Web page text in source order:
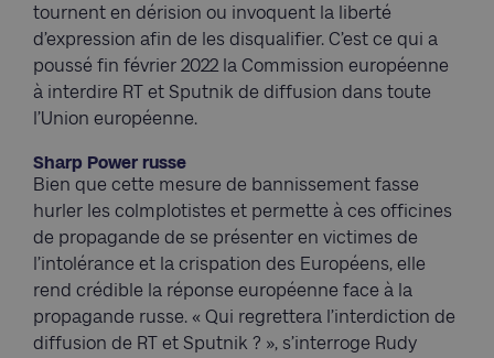
tournent en dérision ou invoquent la liberté
d’expression afin de les disqualifier. C’est ce qui a
poussé fin février 2022 la Commission européenne
à interdire RT et Sputnik de diffusion dans toute
l’Union européenne.
Sharp Power russe
Bien que cette mesure de bannissement fasse
hurler les colmplotistes et permette à ces officines
de propagande de se présenter en victimes de
l’intolérance et la crispation des Européens, elle
rend crédible la réponse européenne face à la
propagande russe. « Qui regrettera l’interdiction de
diffusion de RT et Sputnik ? », s’interroge Rudy